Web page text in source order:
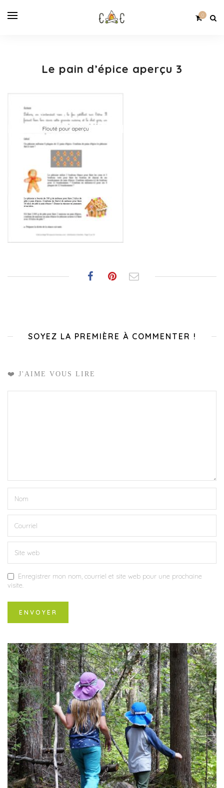
0
Le pain d’épice aperçu 3
SOYEZ LA PREMIÈRE À COMMENTER !
❤️ J'AIME VOUS LIRE
Enregistrer mon nom, courriel et site web pour une prochaine
visite.